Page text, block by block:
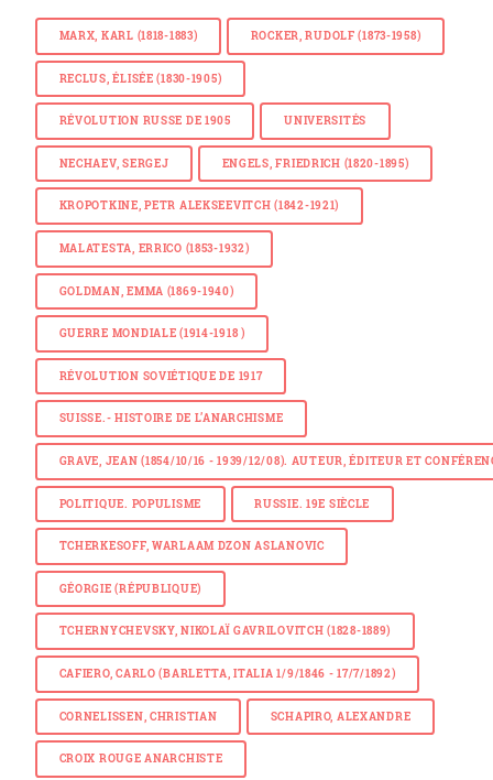
MARX, KARL (1818-1883) ROCKER, RUDOLF (1873-1958)
RECLUS, ÉLISÉE (1830-1905)
RÉVOLUTION RUSSE DE 1905 UNIVERSITÉS
NECHAEV, SERGEJ ENGELS, FRIEDRICH (1820-1895)
KROPOTKINE, PETR ALEKSEEVITCH (1842-1921)
MALATESTA, ERRICO (1853-1932)
GOLDMAN, EMMA (1869-1940)
GUERRE MONDIALE (1914-1918 )
RÉVOLUTION SOVIÉTIQUE DE 1917
SUISSE.- HISTOIRE DE L’ANARCHISME
GRAVE, JEAN (1854/10/16 - 1939/12/08). AUTEUR, ÉDITEUR ET
POLITIQUE. POPULISME RUSSIE. 19E SIÈCLE
TCHERKESOFF, WARLAAM DZON ASLANOVIC
GÉORGIE (RÉPUBLIQUE)
TCHERNYCHEVSKY, NIKOLAÏ GAVRILOVITCH (1828-1889)
CAFIERO, CARLO (BARLETTA, ITALIA 1/9/1846 - 17/7/1892)
CORNELISSEN, CHRISTIAN SCHAPIRO, ALEXANDRE
CROIX ROUGE ANARCHISTE